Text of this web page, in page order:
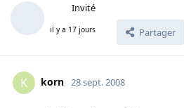
Invité
il y a 17 jours Partager
K korn 28 sept. 2008